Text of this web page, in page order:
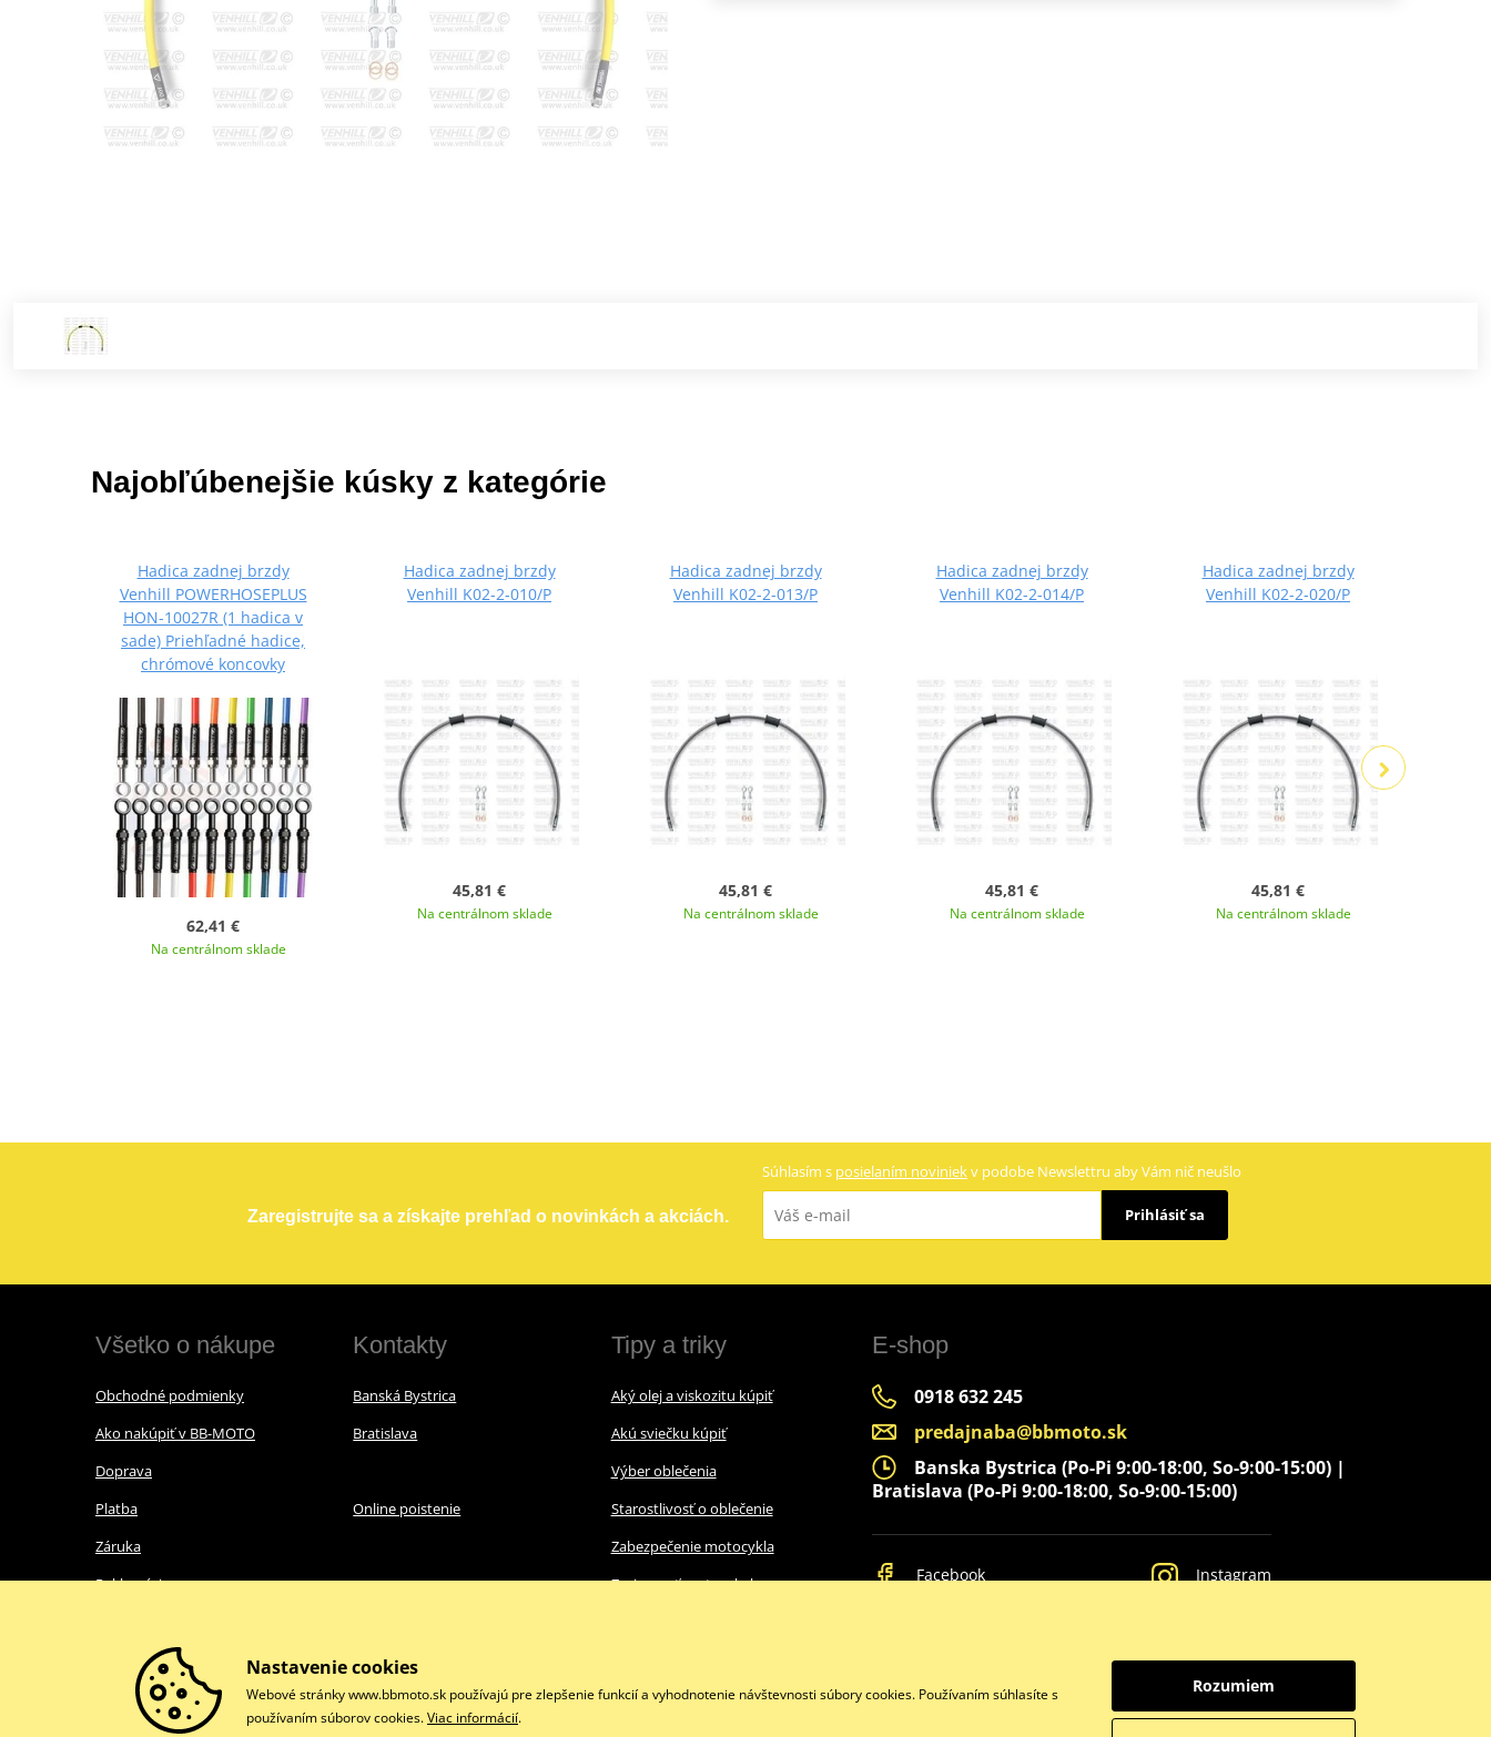
Najobľúbenejšie kúsky z kategórie
Hadica zadnej brzdy
Venhill POWERHOSEPLUS
HON-10027R (1 hadica v
sade) Priehľadné hadice,
chrómové koncovky
62,41 €
Na centrálnom sklade
Hadica zadnej brzdy
Venhill K02-2-010/P
45,81 €
Na centrálnom sklade
Hadica zadnej brzdy
Venhill K02-2-013/P
45,81 €
Na centrálnom sklade
Hadica zadnej brzdy
Venhill K02-2-014/P
45,81 €
Na centrálnom sklade
Hadica zadnej brzdy
Venhill K02-2-020/P
45,81 €
Na centrálnom sklade
Zaregistrujte sa a získajte prehľad o novinkách a akciách.
Súhlasím s posielaním noviniekv podobe Newslettru aby Vám nič neušlo
Prihlásiť sa
Všetko o nákupe
Obchodné podmienky
Ako nakúpiť v BB-MOTO
Doprava
Platba
Záruka
Reklamácie
Nákup s nulovou DPH
Právne informácie
Kontakty
Banská Bystrica
Bratislava
Online poistenie
Tipy a triky
Aký olej a viskozitu kúpiť
Akú sviečku kúpiť
Výber oblečenia
Starostlivosť o oblečenie
Zabezpečenie motocykla
Zazimovať motocykel
Tabuľky velkosti
E-shop
0918 632 245
predajnaba@bbmoto.sk
Banska Bystrica (Po-Pi 9:00-18:00, So-9:00-15:00) |
Bratislava (Po-Pi 9:00-18:00, So-9:00-15:00)
Facebook Instagram
Nastavenie cookies
Webové stránky www.bbmoto.sk používajú pre zlepšenie funkcií a vyhodnotenie návštevnosti súbory cookies. Používaním súhlasíte s
používaním súborov cookies.Viac informácií.
Rozumiem